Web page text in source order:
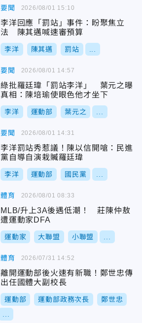
要聞
李洋回應「罰站」事件：盼聚焦立
法 陳其邁喊速審預算
李洋 陳其邁 罰站
2026/08/01 15:10
要聞
綠批羅廷瑋「罰站李洋」 葉元之曝
真相：陳培瑜使眼色他才坐下
李洋 運動部 葉元之
2026/08/01 14:57
要聞
李洋罰站秀惹議！陳以信開嗆：民進
黨自導自演栽贓羅廷瑋
李洋 運動部 國民黨
2026/08/01 14:31
體育
MLB/升上3A後遇低潮！ 莊陳仲敖
遭運動家DFA
運動家 大聯盟 小聯盟
2026/08/01 08:33
體育
離開運動部後火速有新職！鄭世忠傳
出任國體大副校長
運動部 運動部政務次長 鄭世忠
2026/07/31 14:52